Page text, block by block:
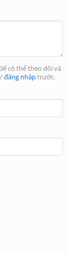
có thể theo dõi và
/đăng nhậptrước.